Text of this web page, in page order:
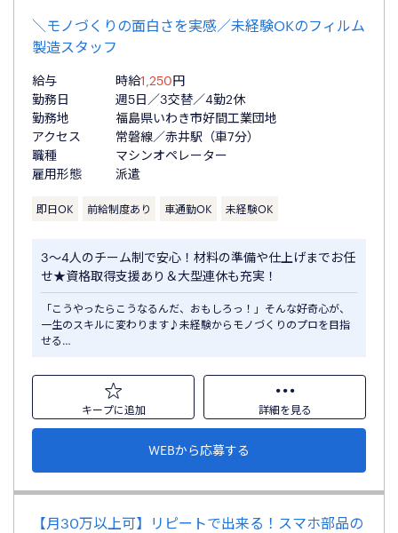
＼モノづくりの面白さを実感／未経験OKのフィルム
製造スタッフ
給与 時給1,250円
勤務日
週5日／3交替／4勤2休
勤務地
福島県いわき市好間工業団地
アクセス
常磐線／赤井駅（車7分）
職種
マシンオペレーター
雇用形態
派遣
即日OK 前給制度あり 車通勤OK 未経験OK
3〜4人のチーム制で安心！材料の準備や仕上げまでお任
せ★資格取得支援あり＆大型連休も充実！
「こうやったらこうなるんだ、おもしろっ！」そんな好奇心が、
一生のスキルに変わります♪未経験からモノづくりのプロを目指
せる…
キープに追加 詳細を見る
WEBから応募する
【月30万以上可】リピートで出来る！スマホ部品の